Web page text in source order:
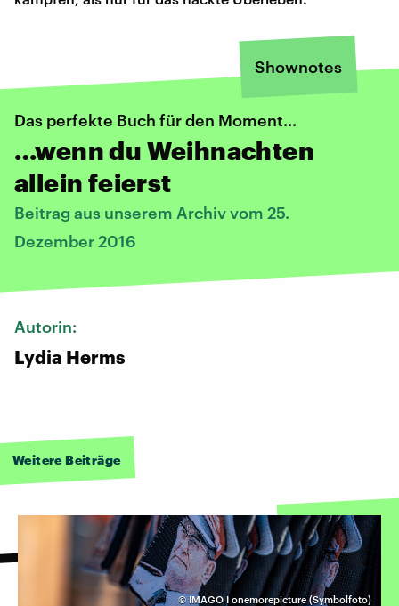
Shownotes
Das perfekte Buch für den Moment...
…wenn du Weihnachten
allein feierst
Beitrag aus unserem Archiv vom 25.
Dezember 2016
Autorin:
Lydia Herms
Weitere Beiträge
©IMAGO I onemorepicture (Symbolfoto)